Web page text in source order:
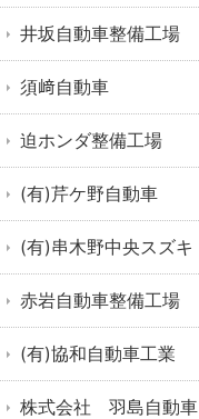
井坂自動車整備工場
須﨑自動車
迫ホンダ整備工場
(有)芹ケ野自動車
(有)串木野中央スズキ
赤岩自動車整備工場
(有)協和自動車工業
株式会社 羽島自動車